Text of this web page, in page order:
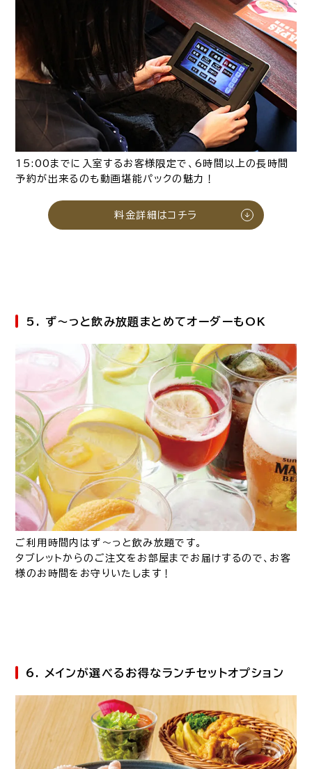
15:00までに入室するお客様限定で、6時間以上の長時間
予約が出来るのも動画堪能パックの魅力！
料金詳細はコチラ
5. ず～っと飲み放題まとめてオーダーもOK
ご利用時間内はず～っと飲み放題です。
タブレットからのご注文をお部屋までお届けするので、お客
様のお時間をお守りいたします！
6. メインが選べるお得なランチセットオプション